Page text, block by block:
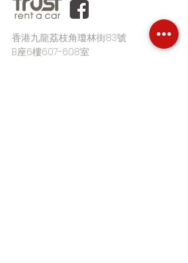
香港九龍荔枝角瓊林街83號
B座6樓607-608室